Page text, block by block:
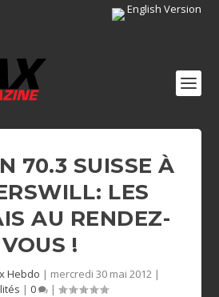
English Version
70.3 SUISSE À
LES
AU RENDEZ-
VOUS !
Hebdo | mercredi 30 mai 2012|
| 0 |